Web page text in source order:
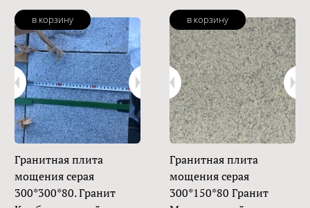
в корзину в корзину
Гранитная плита
мощения серая
300*300*80. Гранит
Гранитная плита
мощения серая
300*150*80 Гранит